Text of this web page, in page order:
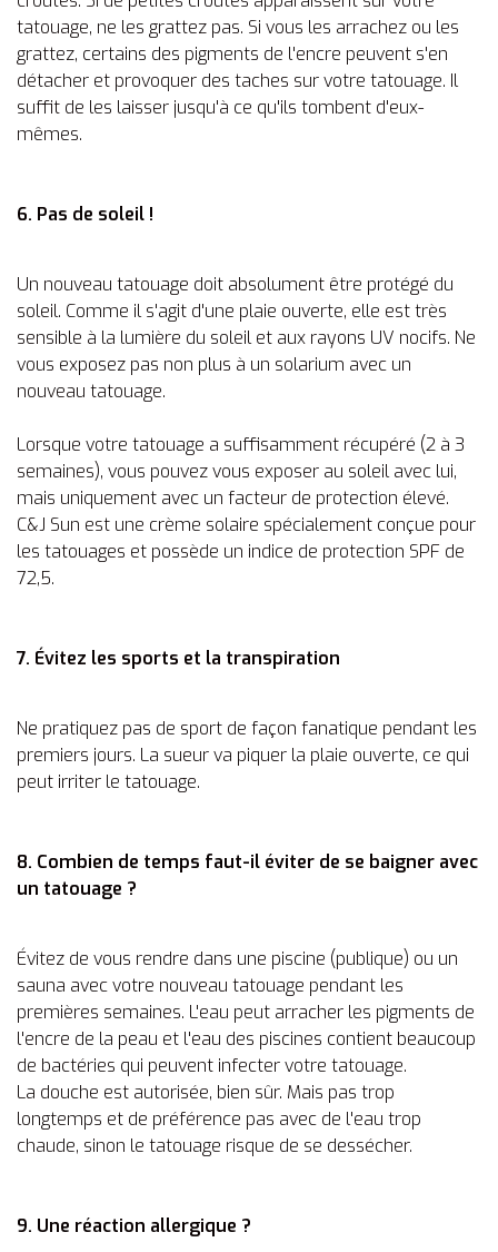
tatouage, ne les grattez pas. Si vous les arrachez ou les
grattez, certains des pigments de l'encre peuvent s'en
détacher et provoquer des taches sur votre tatouage. Il
suffit de les laisser jusqu'à ce qu'ils tombent d'eux-
mêmes.
6. Pas de soleil !
Un nouveau tatouage doit absolument être protégé du
soleil. Comme il s'agit d'une plaie ouverte, elle est très
sensible à la lumière du soleil et aux rayons UV nocifs. Ne
vous exposez pas non plus à un solarium avec un
nouveau tatouage.
Lorsque votre tatouage a suffisamment récupéré (2 à 3
semaines), vous pouvez vous exposer au soleil avec lui,
mais uniquement avec un facteur de protection élevé.
C&J Sun est une crème solaire spécialement conçue pour
les tatouages et possède un indice de protection SPF de
72,5.
7. Évitez les sports et la transpiration
Ne pratiquez pas de sport de façon fanatique pendant les
premiers jours. La sueur va piquer la plaie ouverte, ce qui
peut irriter le tatouage.
8. Combien de temps faut-il éviter de se baigner avec
un tatouage ?
Évitez de vous rendre dans une piscine (publique) ou un
sauna avec votre nouveau tatouage pendant les
premières semaines. L'eau peut arracher les pigments de
l'encre de la peau et l'eau des piscines contient beaucoup
de bactéries qui peuvent infecter votre tatouage.
La douche est autorisée, bien sûr. Mais pas trop
longtemps et de préférence pas avec de l'eau trop
chaude, sinon le tatouage risque de se dessécher.
9. Une réaction allergique ?